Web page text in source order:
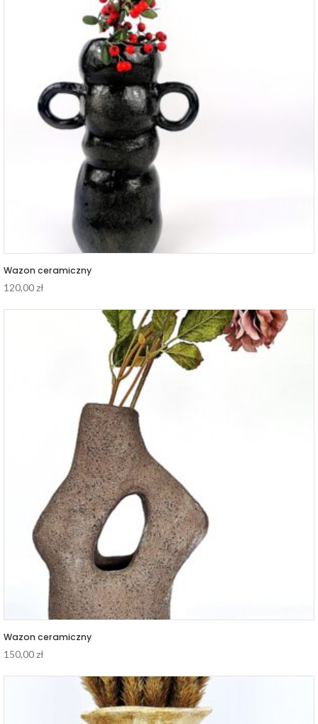
Wazon ceramiczny
120,00zł
Wazon ceramiczny
150,00zł